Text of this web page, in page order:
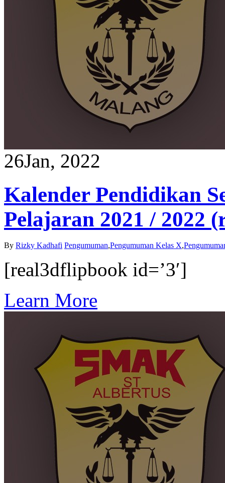
26Jan, 2022
Kalender Pendidikan
Pelajaran 2021 / 2022
By Rizky Kadhafi Pengumuman,Pengumuman Kelas X,
[real3dflipbook id=’3′]
Learn More